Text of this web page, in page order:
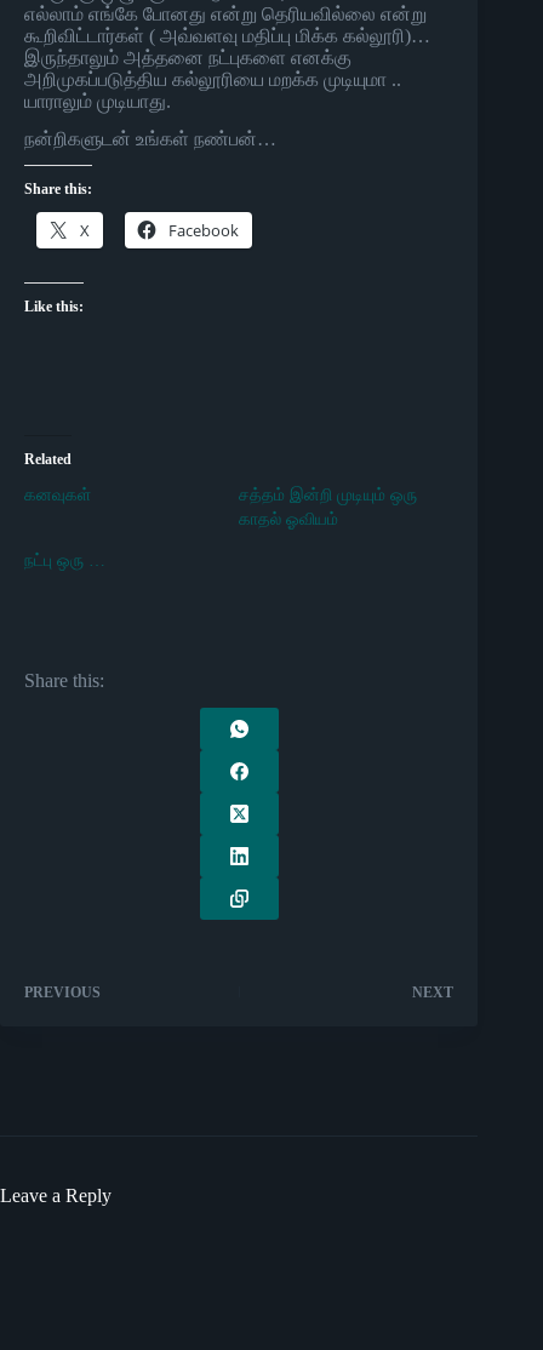
எல்லாம் எங்கே போனது என்று தெரியவில்லை என்று
கூறிவிட்டார்கள் ( அவ்வளவு மதிப்பு மிக்க கல்லூரி)…
இருந்தாலும் அத்தனை நட்புகளை எனக்கு
அறிமுகப்படுத்திய கல்லூரியை மறக்க முடியுமா ..
யாராலும் முடியாது.
நன்றிகளுடன் உங்கள் நண்பன்…
Share this:
X Facebook
Like this:
Related
கனவுகள்
சத்தம் இன்றி முடியும் ஒரு
காதல் ஓவியம்
நட்பு ஒரு …
Share this:
PREVIOUS NEXT
Leave a Reply